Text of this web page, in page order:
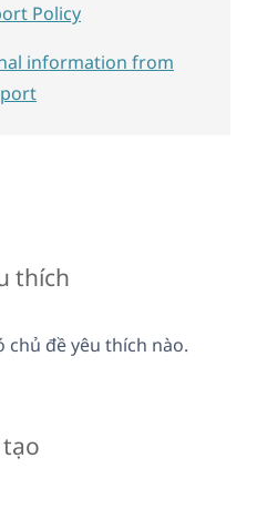
thích
đề yêu thích nào.
Policy
information from